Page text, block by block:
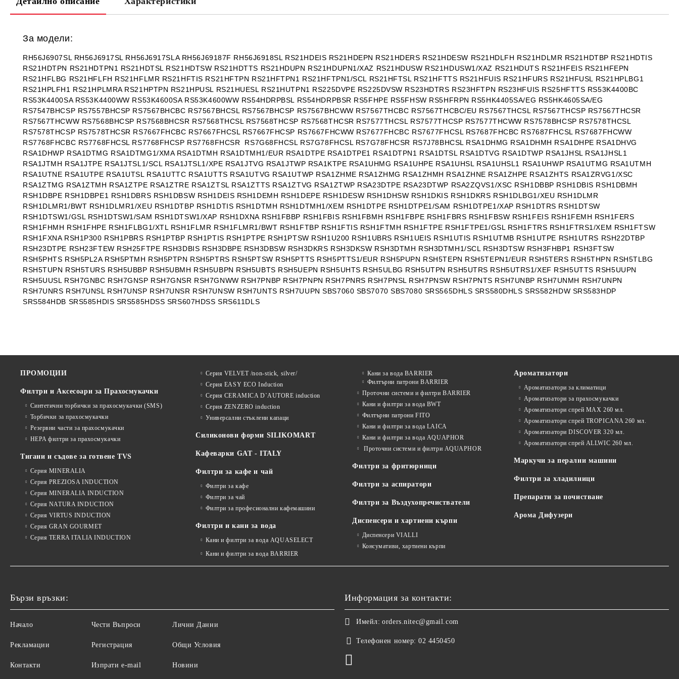
За модели:
RH56J6907SL RH56J6917SL RH56J6917SLA RH56J69187F RH56J6918SL RS21HDEIS RS21HDEPN RS21HDERS RS21HDESW RS21HDLFH RS21HDLMR RS21HDTBP RS21HDTIS
RS21HDTPN RS21HDTPN1 RS21HDTSL RS21HDTSW RS21HDTTS RS21HDUPN RS21HDUPN1/XAZ RS21HDUSW RS21HDUSW1/XAZ RS21HDUTS RS21HFEIS RS21HFEPN
RS21HFLBG RS21HFLFH RS21HFLMR RS21HFTIS RS21HFTPN RS21HFTPN1 RS21HFTPN1/SCL RS21HFTSL RS21HFTTS RS21HFUIS RS21HFURS RS21HFUSL RS21HPLBG1
RS21HPLFH1 RS21HPLMRA RS21HPTPN RS21HPUSL RS21HUESL RS21HUTPN1 RS225DVPE RS225DVSW RS23HDTRS RS23HFTPN RS23HFUIS RS25HFTTS RS53K4400BC
RS53K4400SA RS53K4400WW RS53K4600SA RS53K4600WW RS54HDRPBSL RS54HDRPBSR RS5FHPE RS5FHSW RS5HFRPN RS5HK4405SA/EG RS5HK4605SA/EG
RS7547BHCSP RS7557BHCSP RS7567BHCBC RS7567BHCSL RS7567BHCSP RS7567BHCWW RS7567THCBC RS7567THCBC/EU RS7567THCSL RS7567THCSP RS7567THCSR
RS7567THCWW RS7568BHCSP RS7568BHCSR RS7568THCSL RS7568THCSP RS7568THCSR RS7577THCSL RS7577THCSP RS7577THCWW RS7578BHCSP RS7578THCSL
RS7578THCSP RS7578THCSR RS7667FHCBC RS7667FHCSL RS7667FHCSP RS7667FHCWW RS7677FHCBC RS7677FHCSL RS7687FHCBC RS7687FHCSL RS7687FHCWW
RS7768FHCBC RS7768FHCSL RS7768FHCSP RS7768FHCSR RS7G68FHCSL RS7G78FHCSL RS7G78FHCSR RS7J78BHCSL RSA1DHMG RSA1DHMH RSA1DHPE RSA1DHVG
RSA1DHWP RSA1DTMG RSA1DTMG1/XMA RSA1DTMH RSA1DTMH1/EUR RSA1DTPE RSA1DTPE1 RSA1DTPN1 RSA1DTSL RSA1DTVG RSA1DTWP RSA1JHSL RSA1JHSL1
RSA1JTMH RSA1JTPE RSA1JTSL1/SCL RSA1JTSL1/XPE RSA1JTVG RSA1JTWP RSA1KTPE RSA1UHMG RSA1UHPE RSA1UHSL RSA1UHSL1 RSA1UHWP RSA1UTMG RSA1UTMH
RSA1UTNE RSA1UTPE RSA1UTSL RSA1UTTC RSA1UTTS RSA1UTVG RSA1UTWP RSA1ZHME RSA1ZHMG RSA1ZHMH RSA1ZHNE RSA1ZHPE RSA1ZHTS RSA1ZRVG1/XSC
RSA1ZTMG RSA1ZTMH RSA1ZTPE RSA1ZTRE RSA1ZTSL RSA1ZTTS RSA1ZTVG RSA1ZTWP RSA23DTPE RSA23DTWP RSA2ZQVS1/XSC RSH1DBBP RSH1DBIS RSH1DBMH
RSH1DBPE RSH1DBPE1 RSH1DBRS RSH1DBSW RSH1DEIS RSH1DEMH RSH1DEPE RSH1DESW RSH1DHSW RSH1DKIS RSH1DKRS RSH1DLBG1/XEU RSH1DLMR
RSH1DLMR1/BWT RSH1DLMR1/XEU RSH1DTBP RSH1DTIS RSH1DTMH RSH1DTMH1/XEM RSH1DTPE RSH1DTPE1/SAM RSH1DTPE1/XAP RSH1DTRS RSH1DTSW
RSH1DTSW1/GSL RSH1DTSW1/SAM RSH1DTSW1/XAP RSH1DXNA RSH1FBBP RSH1FBIS RSH1FBMH RSH1FBPE RSH1FBRS RSH1FBSW RSH1FEIS RSH1FEMH RSH1FERS
RSH1FHMH RSH1FHPE RSH1FLBG1/XTL RSH1FLMR RSH1FLMR1/BWT RSH1FTBP RSH1FTIS RSH1FTMH RSH1FTPE RSH1FTPE1/GSL RSH1FTRS RSH1FTRS1/XEM RSH1FTSW
RSH1FXNA RSH1P300 RSH1PBRS RSH1PTBP RSH1PTIS RSH1PTPE RSH1PTSW RSH1U200 RSH1UBRS RSH1UEIS RSH1UTIS RSH1UTMB RSH1UTPE RSH1UTRS RSH22DTBP
RSH23DTPE RSH23FTEW RSH25FTPE RSH3DBIS RSH3DBPE RSH3DBSW RSH3DKRS RSH3DKSW RSH3DTMH RSH3DTMH1/SCL RSH3DTSW RSH3FHBP1 RSH3FTSW
RSH5PHTS RSH5PL2A RSH5PTMH RSH5PTPN RSH5PTRS RSH5PTSW RSH5PTTS RSH5PTTS1/EUR RSH5PUPN RSH5TEPN RSH5TEPN1/EUR RSH5TERS RSH5THPN RSH5TLBG
RSH5TUPN RSH5TURS RSH5UBBP RSH5UBMH RSH5UBPN RSH5UBTS RSH5UEPN RSH5UHTS RSH5ULBG RSH5UTPN RSH5UTRS RSH5UTRS1/XEF RSH5UTTS RSH5UUPN
RSH5UUSL RSH7GNBC RSH7GNSP RSH7GNSR RSH7GNWW RSH7PNBP RSH7PNPN RSH7PNRS RSH7PNSL RSH7PNSW RSH7PNTS RSH7UNBP RSH7UNMH RSH7UNPN
RSH7UNRS RSH7UNSL RSH7UNSP RSH7UNSR RSH7UNSW RSH7UNTS RSH7UUPN SBS7060 SBS7070 SBS7080 SRS565DHLS SRS580DHLS SRS582HDW SRS583HDP
SRS584HDB SRS585HDIS SRS585HDSS SRS607HDSS SRS611DLS
ПРОМОЦИИ
Филтри и Аксесоари за Прахосмукачки
Синтетични торбички за прахосмукачки (SMS)
Торбички за прахосмукачки
Резервни части за прахосмукачки
HEPA филтри за прахосмукачки
Тигани и съдове за готвене TVS
Серия MINERALIA
Серия PREZIOSA INDUCTION
Серия MINERALIA INDUCTION
Серия NATURA INDUCTION
Серия VIRTUS INDUCTION
Серия GRAN GOURMET
Серия TERRA ITALIA INDUCTION
Серия VELVET /non-stick, silver/
Серия EASY ECO Induction
Серия CERAMICA D`AUTORE induction
Серия ZENZERO induction
Универсални стъклени капаци
Силиконови форми SILIKOMART
Кафеварки GAT - ITALY
Филтри за кафе и чай
Филтри за кафе
Филтри за чай
Филтри за професионални кафемашини
Филтри и кани за вода
Кани и филтри за вода AQUASELECT
Кани и филтри за вода BARRIER
Кани за вода BARRIER
Филтърни патрони BARRIER
Проточни системи и филтри BARRIER
Кани и филтри за вода BWT
Филтърни патрони FITO
Кани и филтри за вода LAICA
Кани и филтри за вода AQUAPHOR
Проточни системи и филтри AQUAPHOR
Филтри за фритюрници
Филтри за аспиратори
Филтри за Въздухопречистватели
Диспенсери и хартиени кърпи
Диспенсери VIALLI
Консумативи, хартиени кърпи
Ароматизатори
Ароматизатори за климатици
Ароматизатори за прахосмукачки
Ароматизатори спрей MAX 260 мл.
Ароматизатори спрей TROPICANA 260 мл.
Ароматизатори DISCOVER 320 мл.
Ароматизатори спрей ALLWIC 260 мл.
Маркучи за перални машини
Филтри за хладилници
Препарати за почистване
Арома Дифузери
Бързи връзки:
Начало
Рекламации
Контакти
Чести Въпроси
Регистрация
Изпрати e-mail
Лични Данни
Общи Условия
Новини
Информация за контакти:
Имейл: orders.nitec@gmail.com
Телефонен номер: 02 4450450